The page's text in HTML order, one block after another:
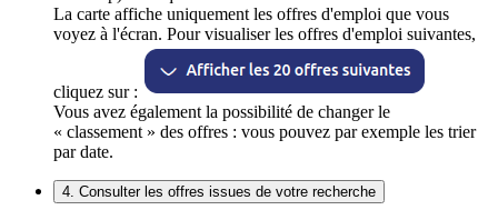
La carte affiche uniquement les offres d'emploi que vous
voyez à l'écran. Pour visualiser les offres d'emploi suivantes,
cliquez sur :
Vous avez également la possibilité de changer le
« classement » des offres : vous pouvez par exemple les trier
par date.
4. Consulter les offres issues de votre recherche